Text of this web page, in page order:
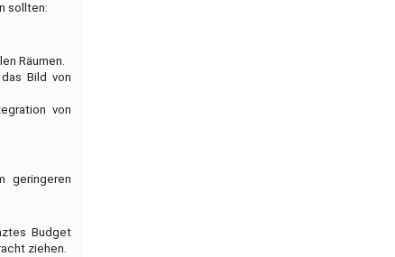
sollten:
Räumen.
Bild von
von
geringeren
Budget
ziehen.